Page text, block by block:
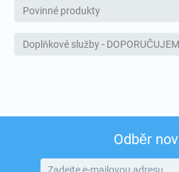
Povinné produkty
Doplňkové služby -
Odběr